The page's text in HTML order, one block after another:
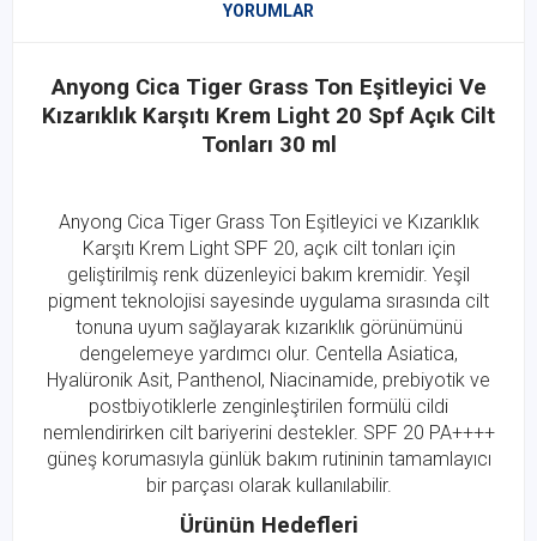
YORUMLAR
Anyong Cica Tiger Grass Ton Eşitleyici Ve
Kızarıklık Karşıtı Krem Light 20 Spf Açık Cilt
Tonları 30 ml
Anyong Cica Tiger Grass Ton Eşitleyici ve Kızarıklık
Karşıtı Krem Light SPF 20, açık cilt tonları için
geliştirilmiş renk düzenleyici bakım kremidir. Yeşil
pigment teknolojisi sayesinde uygulama sırasında cilt
tonuna uyum sağlayarak kızarıklık görünümünü
dengelemeye yardımcı olur. Centella Asiatica,
Hyalüronik Asit, Panthenol, Niacinamide, prebiyotik ve
postbiyotiklerle zenginleştirilen formülü cildi
nemlendirirken cilt bariyerini destekler. SPF 20 PA++++
güneş korumasıyla günlük bakım rutininin tamamlayıcı
bir parçası olarak kullanılabilir.
Ürünün Hedefleri